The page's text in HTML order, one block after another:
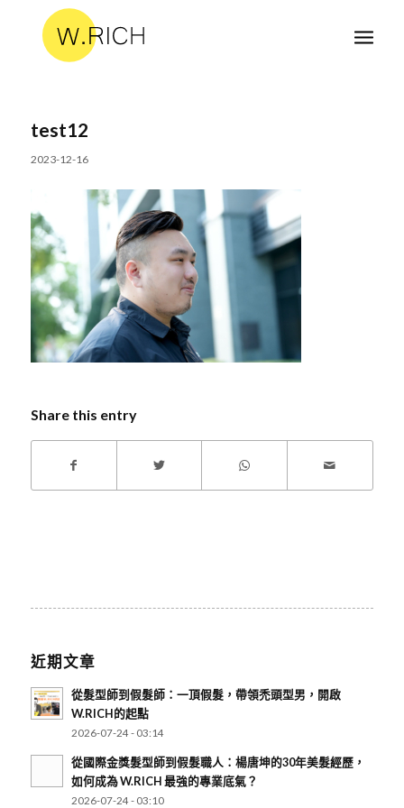
test12
2023-12-16
Share this entry
近期文章
從髮型師到假髮師：一頂假髮，帶領禿頭型男，開啟
W.RICH的起點
2026-07-24 - 03:14
從國際金獎髮型師到假髮職人：楊唐坤的30年美髮經歷，
如何成為 W.RICH 最強的專業底氣？
2026-07-24 - 03:10